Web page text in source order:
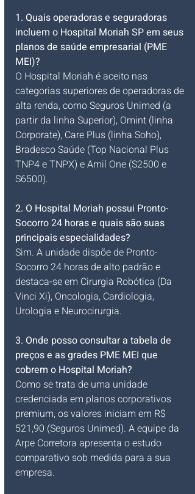
1. Quais operadoras e seguradoras
incluem o Hospital Moriah SP em seus
planos de saúde empresarial (PME
MEI)?
O Hospital Moriah é aceito nas
categorias superiores de operadoras de
alta renda, como Seguros Unimed (a
partir da linha Superior), Omint (linha
Corporate), Care Plus (linha Soho),
Bradesco Saúde (Top Nacional Plus
TNP4 e TNPX) e Amil One (S2500 e
S6500).
2. O Hospital Moriah possui Pronto-
Socorro 24 horas e quais são suas
principais especialidades?
Sim. A unidade dispõe de Pronto-
Socorro 24 horas de alto padrão e
destaca-se em Cirurgia Robótica (Da
Vinci Xi), Oncologia, Cardiologia,
Urologia e Neurocirurgia.
3. Onde posso consultar a tabela de
preços e as grades PME MEI que
cobrem o Hospital Moriah?
Como se trata de uma unidade
credenciada em planos corporativos
premium, os valores iniciam em R$
521,90 (Seguros Unimed). A equipe da
Arpe Corretora apresenta o estudo
comparativo sob medida para a sua
empresa.